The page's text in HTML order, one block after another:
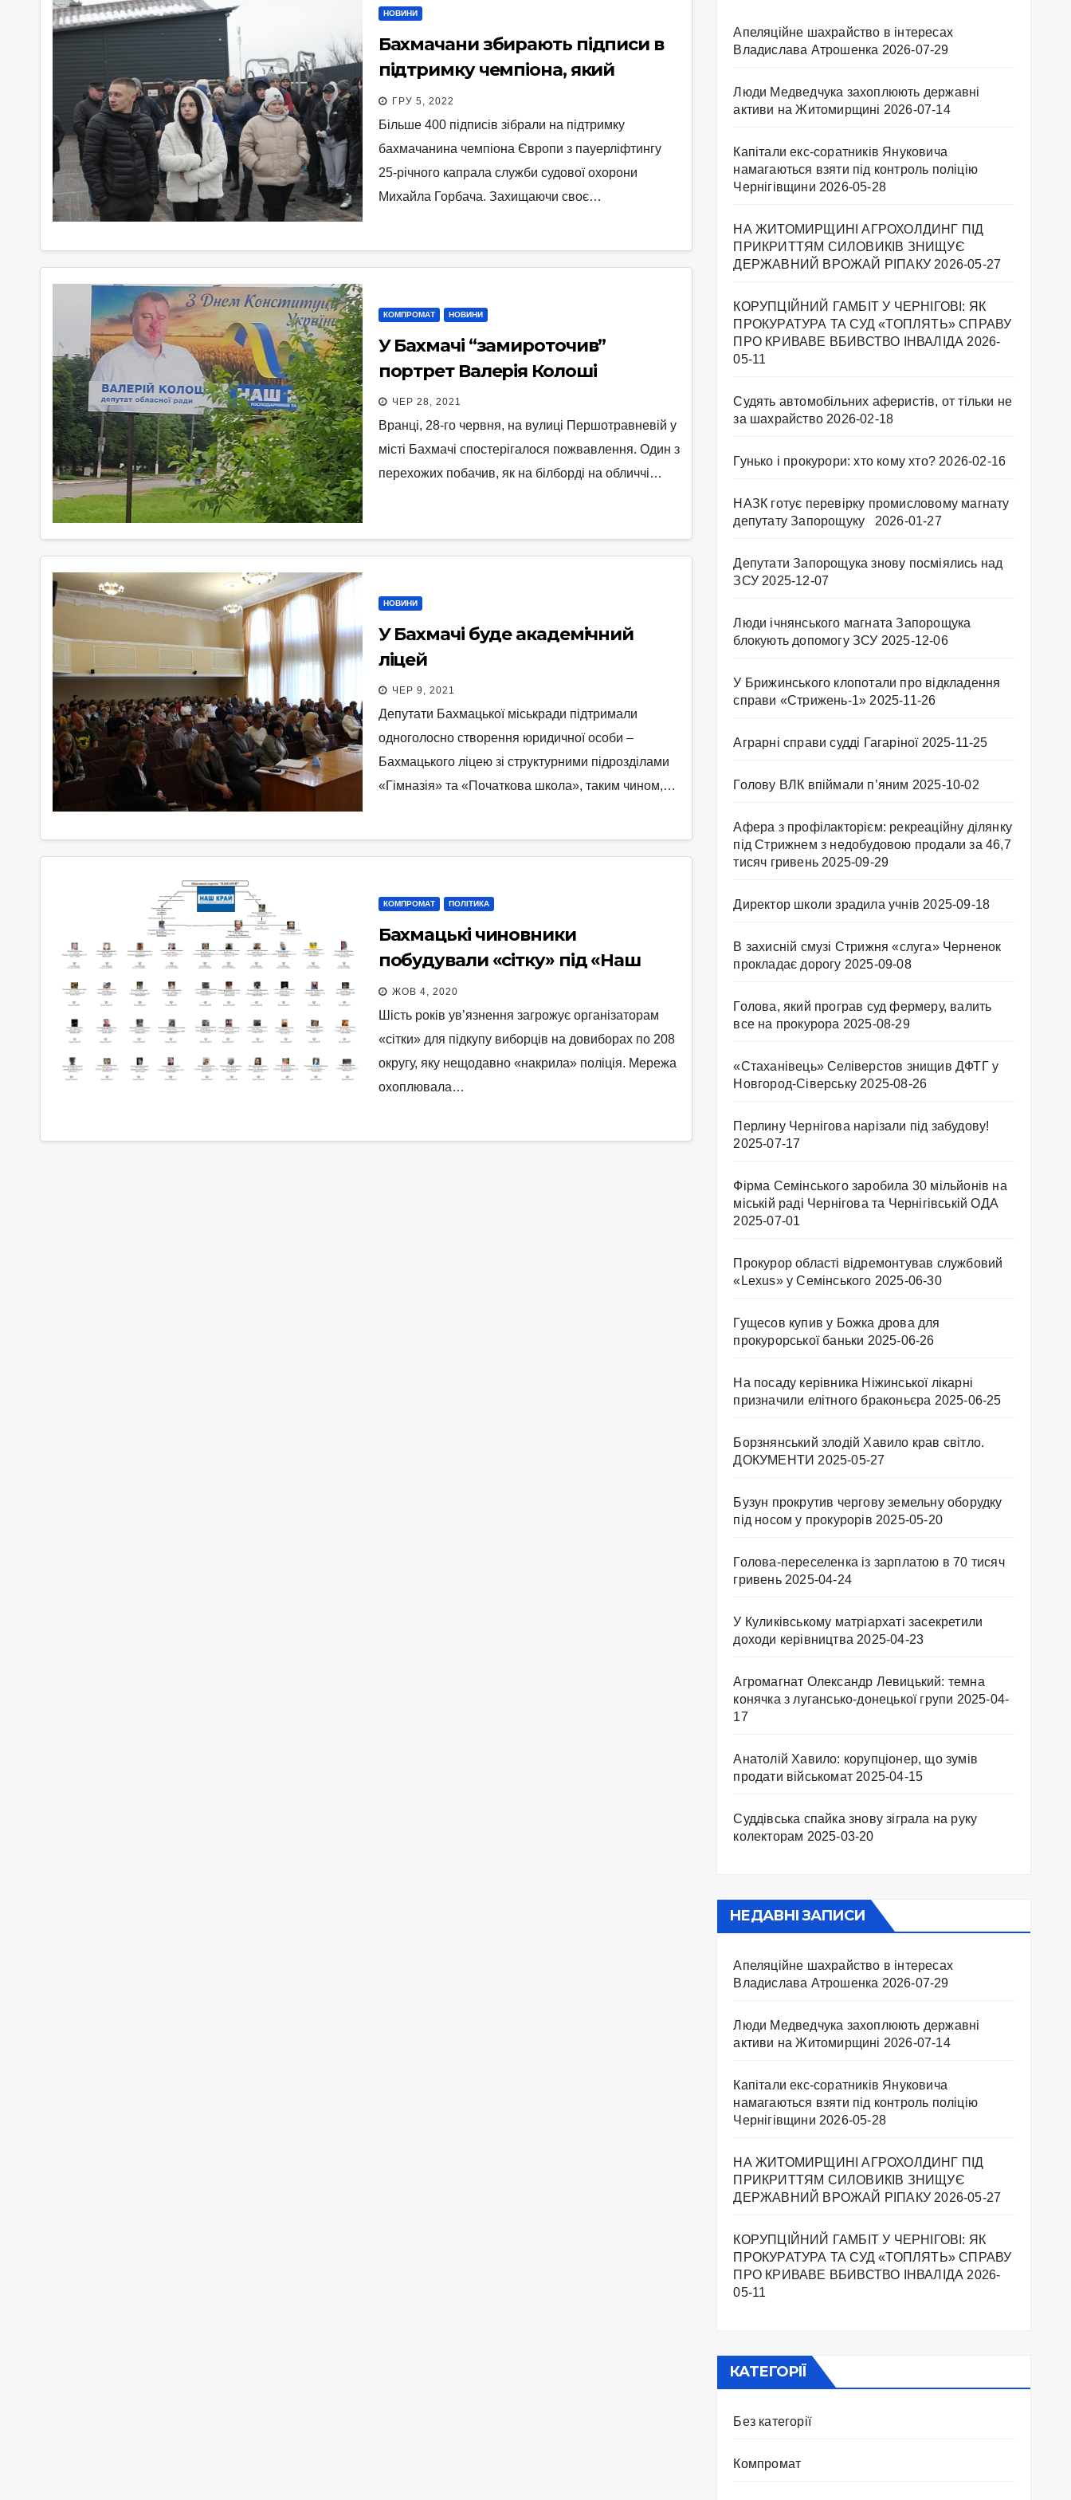
НОВИНИ
Бахмачани збирають підписи в
підтримку чемпіона, який
захищав власне життя
ГРУ 5, 2022
Більше 400 підписів зібрали на підтримку
бахмачанина чемпіона Європи з пауерліфтингу
25-річного капрала служби судової охорони
Михайла Горбача. Захищаючи своє…
КОМПРОМАТ НОВИНИ
У Бахмачі “замироточив”
портрет Валерія Колоші
ЧЕР 28, 2021
Вранці, 28-го червня, на вулиці Першотравневій у
місті Бахмачі спостерігалося пожвавлення. Один з
перехожих побачив, як на білборді на обличчі…
НОВИНИ
У Бахмачі буде академічний
ліцей
ЧЕР 9, 2021
Депутати Бахмацької міськради підтримали
одноголосно створення юридичної особи –
Бахмацького ліцею зі структурними підрозділами
«Гімназія» та «Початкова школа», таким чином,…
КОМПРОМАТ ПОЛІТИКА
Бахмацькі чиновники
побудували «сітку» під «Наш
край»
ЖОВ 4, 2020
Шість років ув’язнення загрожує організаторам
«сітки» для підкупу виборців на довиборах по 208
округу, яку нещодавно «накрила» поліція. Мережа
охоплювала…
Апеляційне шахрайство в інтересах
Владислава Атрошенка 2026-07-29
Люди Медведчука захоплюють державні
активи на Житомирщині 2026-07-14
Капітали екс-соратників Януковича
намагаються взяти під контроль поліцію
Чернігівщини 2026-05-28
НА ЖИТОМИРЩИНІ АГРОХОЛДИНГ ПІД
ПРИКРИТТЯМ СИЛОВИКІВ ЗНИЩУЄ
ДЕРЖАВНИЙ ВРОЖАЙ РІПАКУ ​ 2026-05-27
КОРУПЦІЙНИЙ ГАМБІТ У ЧЕРНІГОВІ: ЯК
ПРОКУРАТУРА ТА СУД «ТОПЛЯТЬ» СПРАВУ
ПРО КРИВАВЕ ВБИВСТВО ІНВАЛІДА 2026-
05-11
Судять автомобільних аферистів, от тільки не
за шахрайство 2026-02-18
Гунько і прокурори: хто кому хто? 2026-02-16
НАЗК готує перевірку промисловому магнату
депутату Запорощуку
2026-01-27
Депутати Запорощука знову посміялись над
ЗСУ 2025-12-07
Люди ічнянського магната Запорощука
блокують допомогу ЗСУ 2025-12-06
У Брижинського клопотали про відкладення
справи «Стрижень-1» 2025-11-26
Аграрні справи судді Гагаріної 2025-11-25
Голову ВЛК впіймали п’яним 2025-10-02
Афера з профілакторієм: рекреаційну ділянку
під Стрижнем з недобудовою продали за 46,7
тисяч гривень 2025-09-29
Директор школи зрадила учнів 2025-09-18
В захисній смузі Стрижня «слуга» Черненок
прокладає дорогу 2025-09-08
Голова, який програв суд фермеру, валить
все на прокурора 2025-08-29
«Стаханівець» Селіверстов знищив ДФТГ у
Новгород-Сіверську 2025-08-26
Перлину Чернігова нарізали під забудову!
2025-07-17
Фірма Семінського заробила 30 мільйонів на
міській раді Чернігова та Чернігівській ОДА
2025-07-01
Прокурор області відремонтував службовий
«Lexus» у Семінського 2025-06-30
Гущесов купив у Божка дрова для
прокурорської баньки 2025-06-26
На посаду керівника Ніжинської лікарні
призначили елітного браконьєра 2025-06-25
Борзнянський злодій Хавило крав світло.
ДОКУМЕНТИ 2025-05-27
Бузун прокрутив чергову земельну оборудку
під носом у прокурорів 2025-05-20
Голова-переселенка із зарплатою в 70 тисяч
гривень 2025-04-24
У Куликівському матріархаті засекретили
доходи керівництва 2025-04-23
Агромагнат Олександр Левицький: темна
конячка з лугансько-донецької групи 2025-04-
17
Анатолій Хавило: корупціонер, що зумів
продати військомат 2025-04-15
Суддівська спайка знову зіграла на руку
колекторам 2025-03-20
НЕДАВНІ ЗАПИСИ
Апеляційне шахрайство в інтересах
Владислава Атрошенка 2026-07-29
Люди Медведчука захоплюють державні
активи на Житомирщині 2026-07-14
Капітали екс-соратників Януковича
намагаються взяти під контроль поліцію
Чернігівщини 2026-05-28
НА ЖИТОМИРЩИНІ АГРОХОЛДИНГ ПІД
ПРИКРИТТЯМ СИЛОВИКІВ ЗНИЩУЄ
ДЕРЖАВНИЙ ВРОЖАЙ РІПАКУ ​ 2026-05-27
КОРУПЦІЙНИЙ ГАМБІТ У ЧЕРНІГОВІ: ЯК
ПРОКУРАТУРА ТА СУД «ТОПЛЯТЬ» СПРАВУ
ПРО КРИВАВЕ ВБИВСТВО ІНВАЛІДА 2026-
05-11
КАТЕГОРІЇ
Без категорії
Компромат